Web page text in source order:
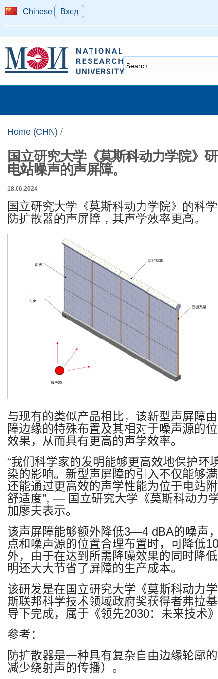
Chinese Вход
Home (CHN) /
国立研究大学《莫斯科动力学院》
电站噪声的声屏障。
18.06.2024
国立研究大学《莫斯科动力学院》的科
防扩散器的声屏障，其声学效率更高。
与现有的类似产品相比，该新型声屏障
障边缘的特殊布置及其相对于噪声源的
效果，从而具有更高的声学效率。
“我们科学家的发明能够更高效地保护环
染的影响。新型声屏障的引入不仅能够
还能通过更高效的声学性能为位于电站
舒适度”, — 国立研究大学《莫斯科动力
加廖夫表示。
该声屏障能够额外降低3—4 dBA的噪声
点和噪声源的位置合理布置时，可降低
外，由于在达到所需降噪效果的同时降
明还大大节省了屏障的生产成本。
该研发是在国立研究大学 《莫斯科动力
斯联邦科学技术领域政府奖获得者弗拉
导下完成，属于《领先2030：未来技术
参考：
防扩散器是一种具有复杂自由边缘轮廓
减少绕射声的传播）。